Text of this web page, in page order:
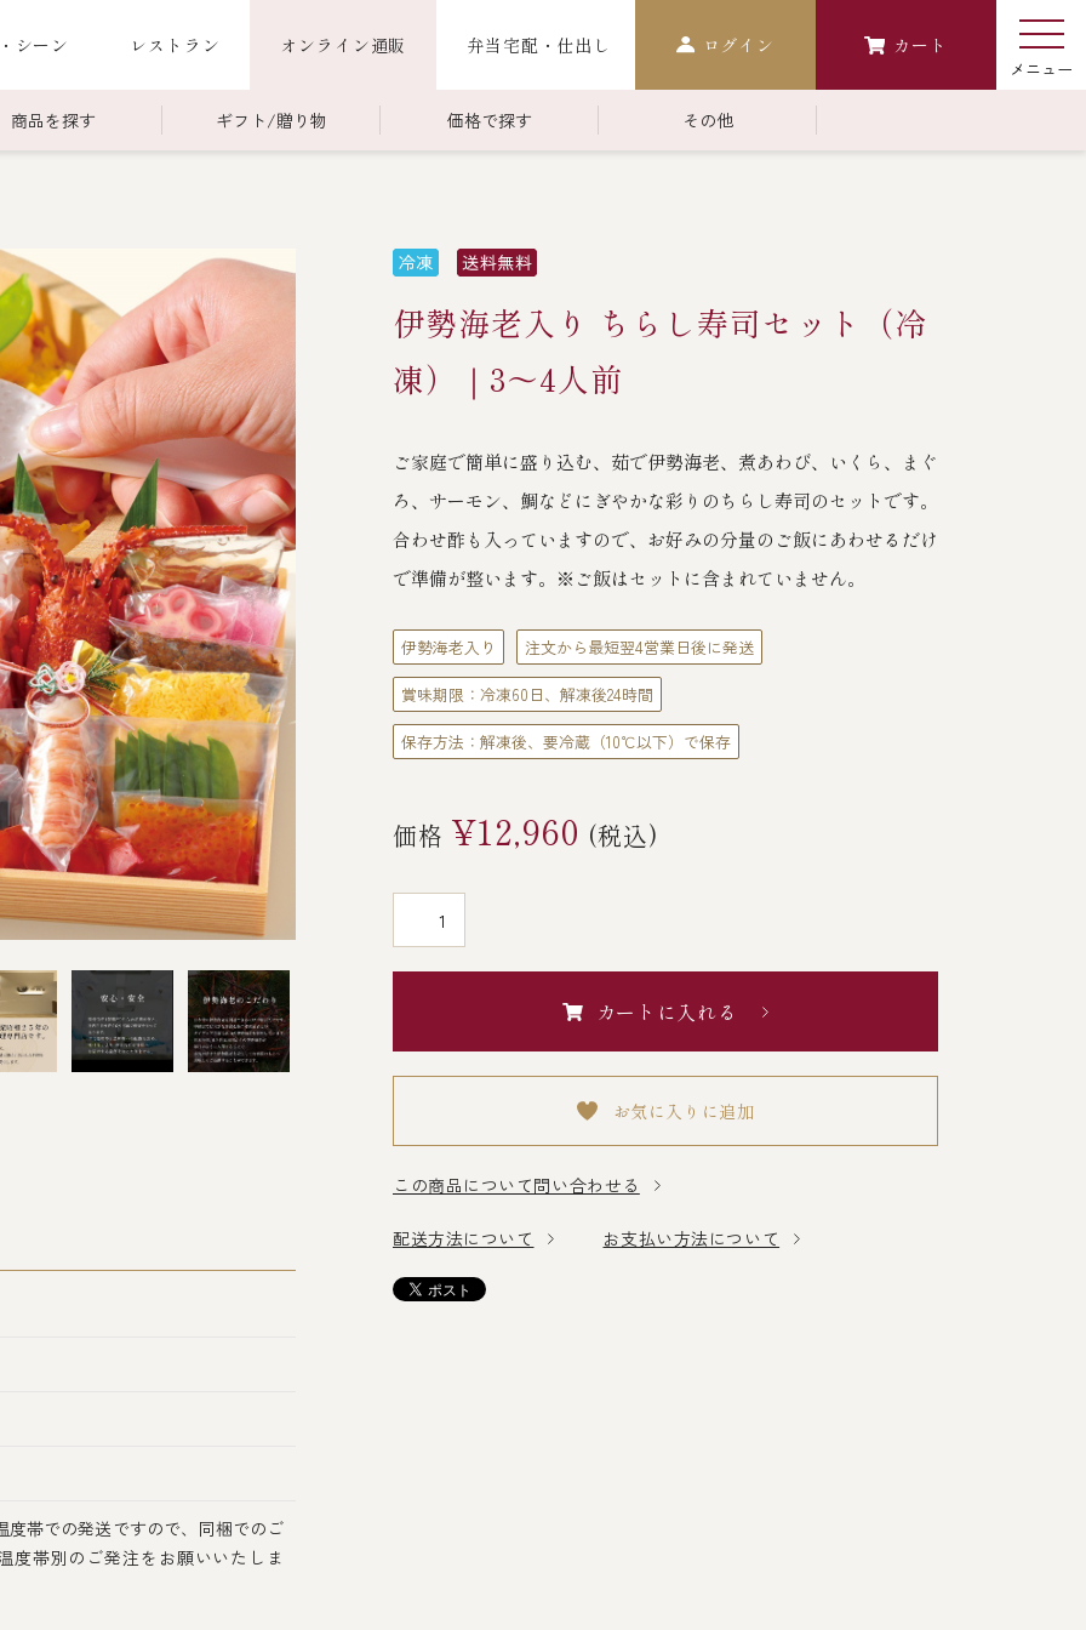
シーン レストラン オンライン通販 弁当宅配・仕出し ログイン カート
商品を探す
ごちそう重
ごちそう重 還暦重 お食い初め重
海鮮ＢＢＱ
お味噌汁
お弁当（冷凍）
生おせち おせち冷凍
レストラン商品
中納言 鉄板焼ひかり
ギフト/贈り物 価格で探す
～
その他
定商品 ご利用ガイド
帯での発送ですので、同梱でのご
度帯別のご発注をお願いいたしま
伊勢海老入り ちらし寿司セット（冷
凍）｜3～4人前
ご家庭で簡単に盛り込む、茹で伊勢海老、煮あわび、いくら、まぐ
ろ、サーモン、鯛などにぎやかな彩りのちらし寿司のセットです。
合わせ酢も入っていますので、お好みの分量のご飯にあわせるだけ
で準備が整います。※ご飯はセットに含まれていません。
伊勢海老入り 注文から最短翌4営業日後に発送
賞味期限：冷凍60日、解凍後24時間
保存方法：解凍後、要冷蔵（10℃以下）で保存
価格 ¥12,960 (税込)
カートに入れる
お気に入りに追加
この商品について問い合わせる
配送方法について お支払い方法について